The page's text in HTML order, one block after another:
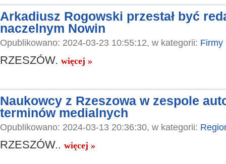
Arkadiusz Rogowski przestał być
naczelnym Nowin
Opublikowano: 2024-03-23 10:55:12, w kategorii: Firmy
RZESZÓW. więcej »
Naukowcy z Rzeszowa w zespole
terminów medialnych
Opublikowano: 2024-03-13 20:36:30, w kategorii:
RZESZÓW.. więcej »